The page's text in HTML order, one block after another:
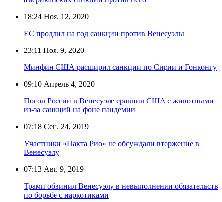
18:24 Ноя. 12, 2020
ЕС продлил на год санкции против Венесуэлы
23:11 Ноя. 9, 2020
Минфин США расширил санкции по Сирии и Гонконгу
09:10 Апрель 4, 2020
Посол России в Венесуэле сравнил США с животными
из-за санкций на фоне пандемии
07:18 Сен. 24, 2019
Участники «Пакта Рио» не обсуждали вторжение в
Венесуэлу
07:13 Авг. 9, 2019
Трамп обвинил Венесуэлу в невыполнении обязательств
по борьбе с наркотиками